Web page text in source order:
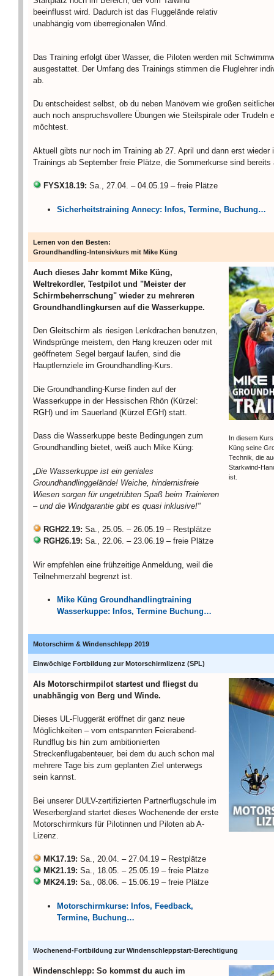
beeinflusst wird. Dadurch ist das Fluggelände relativ
unabhängig vom überregionalen Wind.
Das Training erfolgt über Wasser, die Piloten werden mit
ausgestattet. Der Umfang des Trainings stimmen die Fluglehrer
ab.
Du entscheidest selbst, ob du neben Manövern wie großen
auch noch anspruchsvollere Übungen wie Steilspirale oder Trudeln
möchtest.
Aktuell gibts nur noch im Training ab 27. April und dann erst wieder
Trainings ab September freie Plätze, die Sommerkurse sind bereits
FYSX18.19: Sa., 27.04. – 04.05.19 – freie Plätze
Sicherheitstraining Annecy: Infos, Termine, Buchung…
Lernen von den Besten:
Groundhandling-Intensivkurs mit Mike Küng
Auch dieses Jahr kommt Mike Küng,
Weltrekordler, Testpilot und "Meister der
Schirmbeherrschung" wieder zu mehreren
Groundhandlingkursen auf die Wasserkuppe.
Den Gleitschirm als riesigen Lenkdrachen benutzen,
Windsprünge meistern, den Hang kreuzen oder mit
geöffnetem Segel bergauf laufen, sind die
Hauptlernziele im Groundhandling-Kurs.
Die Groundhandling-Kurse finden auf der
Wasserkuppe in der Hessischen Rhön (Kürzel:
RGH) und im Sauerland (Kürzel EGH) statt.
Dass die Wasserkuppe beste Bedingungen zum
Groundhandling bietet, weiß auch Mike Küng:
„Die Wasserkuppe ist ein geniales
Groundhandlinggelände! Weiche, hindernisfreie
Wiesen sorgen für ungetrübten Spaß beim Trainieren
– und die Windgarantie gibt es quasi inklusive!"
RGH22.19: Sa., 25.05. – 26.05.19 – Restplätze
RGH26.19: Sa., 22.06. – 23.06.19 – freie Plätze
Wir empfehlen eine frühzeitige Anmeldung, weil die
Teilnehmerzahl begrenzt ist.
Mike Küng Groundhandlingtraining
Wasserkuppe: Infos, Termine Buchung…
In diesem
Küng seine
Technik, die
Starkwind-
ist.
Motorschirm & Windenschlepp 2019
Einwöchige Fortbildung zur Motorschirmlizenz (SPL)
Als Motorschirmpilot startest und fliegst du
unabhängig von Berg und Winde.
Dieses UL-Fluggerät eröffnet dir ganz neue
Möglichkeiten – vom entspannten Feierabend-
Rundflug bis hin zum ambitionierten
Streckenflugabenteuer, bei dem du auch schon mal
mehrere Tage bis zum geplanten Ziel unterwegs
sein kannst.
Bei unserer DULV-zertifizierten Partnerflugschule im
Weserbergland startet dieses Wochenende der erste
Motorschirmkurs für Pilotinnen und Piloten ab A-
Lizenz.
MK17.19: Sa., 20.04. – 27.04.19 – Restplätze
MK21.19: Sa., 18.05. – 25.05.19 – freie Plätze
MK24.19: Sa., 08.06. – 15.06.19 – freie Plätze
Motorschirmkurse: Infos, Feedback,
Termine, Buchung…
Wochenend-Fortbildung zur Windenschleppstart-Berechtigung
Windenschlepp: So kommst du auch im